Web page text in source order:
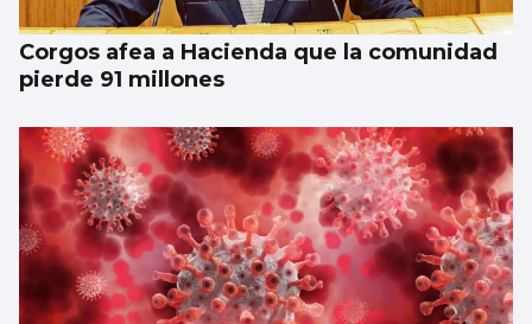
Corgos afea a Hacienda que la comunidad
pierde 91 millones